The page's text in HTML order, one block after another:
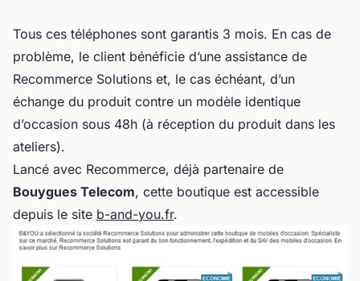
Tous ces téléphones sont garantis 3 mois. En cas de
problème, le client bénéficie d’une assistance de
Recommerce Solutions et, le cas échéant, d’un
échange du produit contre un modèle identique
d’occasion sous 48h (à réception du produit dans les
ateliers).
Lancé avec Recommerce, déjà partenaire de
Bouygues Telecom, cette boutique est accessible
depuis le site b-and-you.fr.